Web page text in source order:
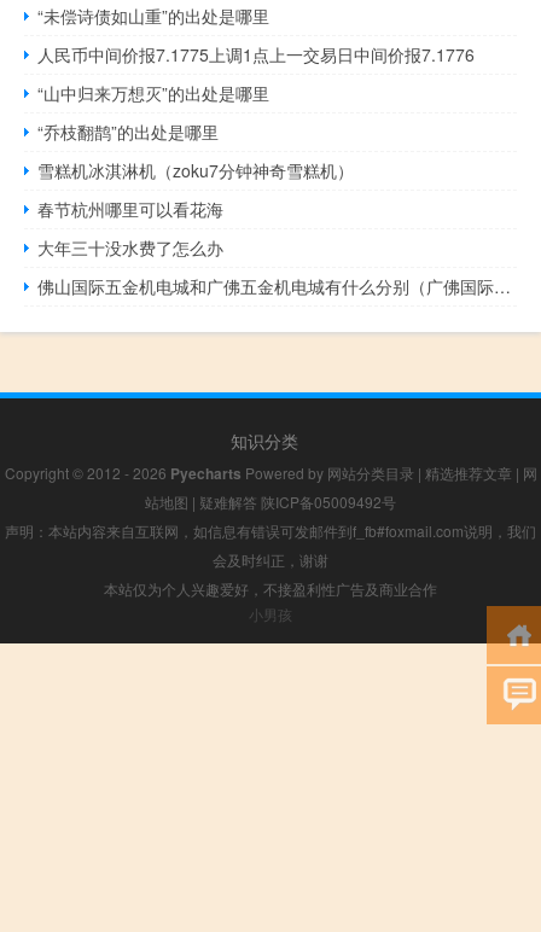
“未偿诗债如山重”的出处是哪里
人民币中间价报7.1775上调1点上一交易日中间价报7.1776
“山中归来万想灭”的出处是哪里
“乔枝翻鹊”的出处是哪里
雪糕机冰淇淋机（zoku7分钟神奇雪糕机）
春节杭州哪里可以看花海
大年三十没水费了怎么办
佛山国际五金机电城和广佛五金机电城有什么分别（广佛国际机电五金城简介）
知识分类
Copyright © 2012 - 2026 Pyecharts Powered by 网站分类目录 | 精选推荐文章 | 网
站地图 | 疑难解答 陕ICP备05009492号
声明：本站内容来自互联网，如信息有错误可发邮件到f_fb#foxmail.com说明，我们
会及时纠正，谢谢
本站仅为个人兴趣爱好，不接盈利性广告及商业合作
小男孩